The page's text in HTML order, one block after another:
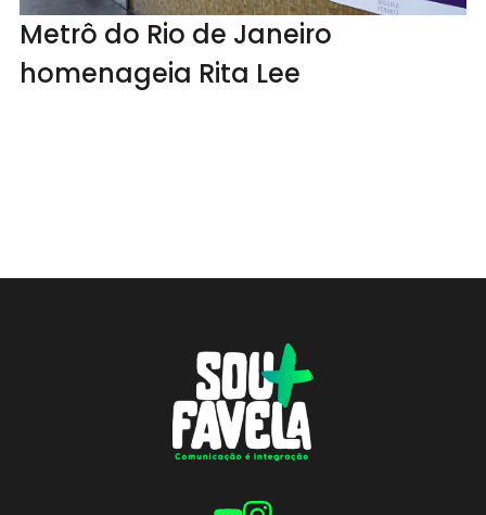
Metrô do Rio de Janeiro
homenageia Rita Lee